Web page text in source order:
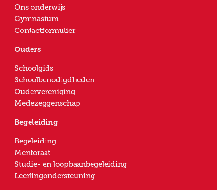
Ons onderwijs
Gymnasium
Contactformulier
Ouders
Schoolgids
Schoolbenodigdheden
Oudervereniging
Medezeggenschap
Begeleiding
Begeleiding
Mentoraat
Studie- en loopbaanbegeleiding
Leerlingondersteuning